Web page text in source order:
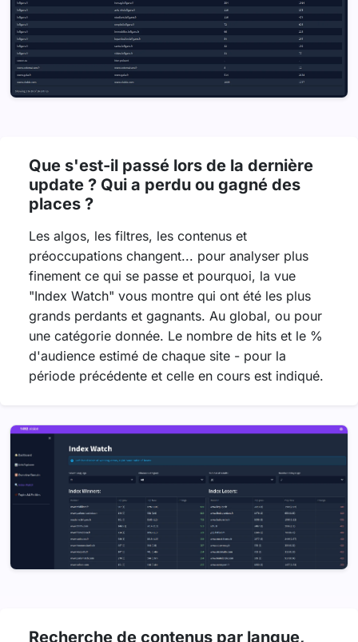
Que s'est-il passé lors de la dernière
update ? Qui a perdu ou gagné des
places ?
Les algos, les filtres, les contenus et
préoccupations changent... pour analyser plus
finement ce qui se passe et pourquoi, la vue
"Index Watch" vous montre qui ont été les plus
grands perdants et gagnants. Au global, ou pour
une catégorie donnée. Le nombre de hits et le %
d'audience estimé de chaque site - pour la
période précédente et celle en cours est indiqué.
Recherche de contenus par langue,